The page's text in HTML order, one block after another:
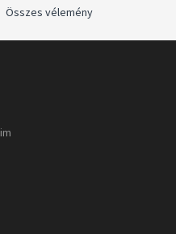
Összes vélemény